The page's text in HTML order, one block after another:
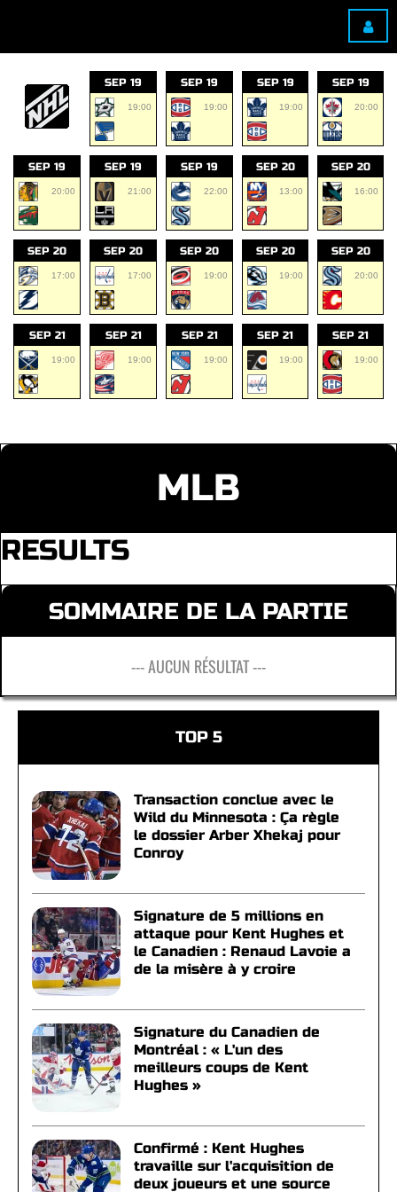
SEP 19
19:00
SEP 19
19:00
SEP 19
19:00
SEP 19
20:00
SEP 19
20:00
SEP 19
21:00
SEP 19
22:00
SEP 20
13:00
SEP 20
16:00
SEP 20
17:00
SEP 20
17:00
SEP 20
19:00
SEP 20
19:00
SEP 20
20:00
SEP 21
19:00
SEP 21
19:00
SEP 21
19:00
SEP 21
19:00
SEP 21
19:00
MLB
RESULTS
SOMMAIRE DE LA PARTIE
--- AUCUN RÉSULTAT ---
TOP 5
Transaction conclue avec le
Wild du Minnesota : Ça règle
le dossier Arber Xhekaj pour
Conroy
Signature de 5 millions en
attaque pour Kent Hughes et
le Canadien : Renaud Lavoie a
de la misère à y croire
Signature du Canadien de
Montréal : « L'un des
meilleurs coups de Kent
Hughes »
Confirmé : Kent Hughes
travaille sur l'acquisition de
deux joueurs et une source